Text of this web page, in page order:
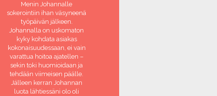
Menin Johannalle
sokerointiin ihan väsyneenä
työpäivän jälkeen.
Johannalla on uskomaton
kyky kohdata asiakas
kokonaisuudessaan, ei vain
varattua hoitoa ajatellen –
sekin toki huomioidaan ja
tehdään viimeisen päälle.
Jälleen kerran Johannan
luota lähtiessäni olo oli